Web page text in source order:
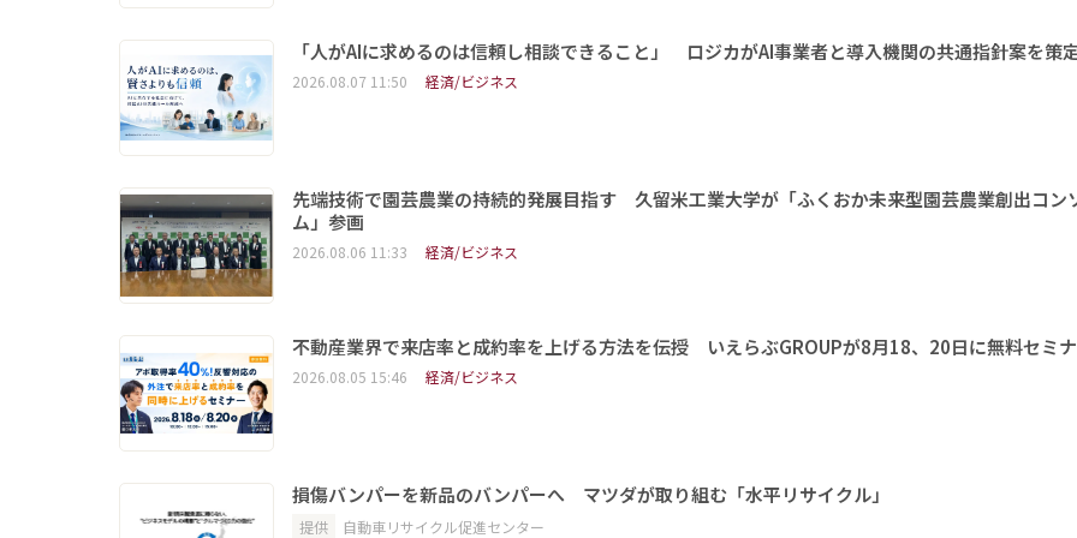
「人がAIに求めるのは信頼し相談できること」 ロジカがAI事業者と導入機関の共通指針案を策
2026.08.07 11:50 経済/ビジネス
先端技術で園芸農業の持続的発展目指す 久留米工業大学が「ふくおか未来型園芸農業創出コン
ム」参画
2026.08.06 11:33 経済/ビジネス
不動産業界で来店率と成約率を上げる方法を伝授 いえらぶGROUPが8月18、20日に無料セミ
2026.08.05 15:46 経済/ビジネス
損傷バンパーを新品のバンパーへ マツダが取り組む「水平リサイクル」
提供 自動車リサイクル促進センター